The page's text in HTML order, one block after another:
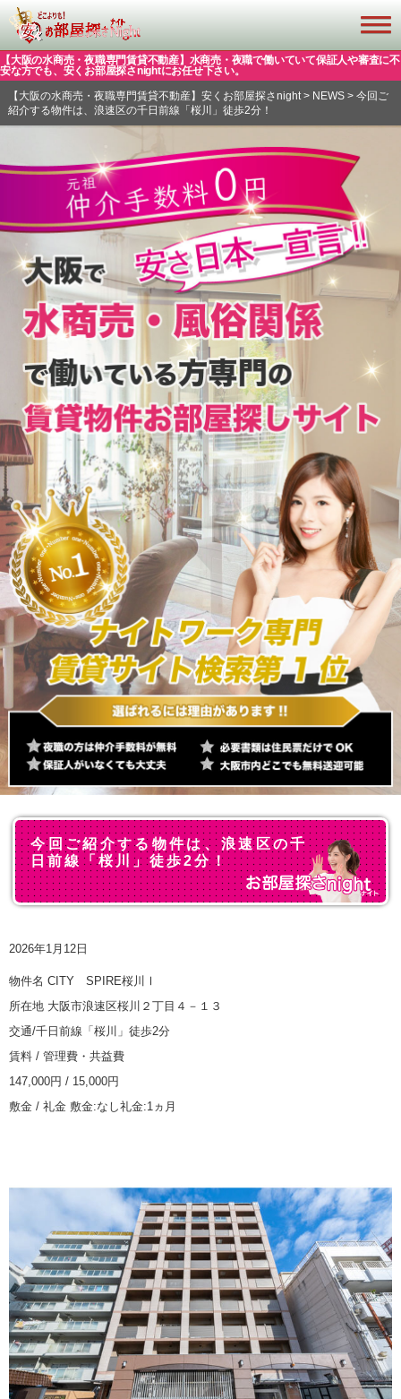
【大阪の水商売・夜職専門賃貸不動産】水商売・夜職で働いていて保証人や審査に不
安な方でも、安くお部屋探さnightにお任せ下さい。
【大阪の水商売・夜職専門賃貸不動産】安くお部屋探さnight> NEWS> 今回ご
紹介する物件は、浪速区の千日前線「桜川」徒歩2分！
今回ご紹介する物件は、浪速区の千
日前線「桜川」徒歩2分！
2026年1月12日
物件名 CITY SPIRE桜川Ⅰ
所在地 大阪市浪速区桜川２丁目４－１３
交通/千日前線「桜川」徒歩2分
賃料 / 管理費・共益費
147,000円 / 15,000円
敷金 / 礼金 敷金:なし礼金:1ヵ月